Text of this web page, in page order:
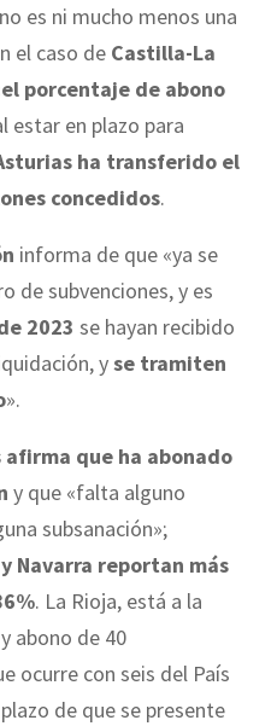
es ni mucho menos una
el caso de Castilla-La
porcentaje de abono
estar en plazo para
ha transferido el
concedidos.
informa de que «ya se
de subvenciones, y es
2023 se hayan recibido
yse tramiten
».
afirma que ha abonado
y que «falta alguno
subsanación»;
Navarra reportan más
. La Rioja, está a la
abono de 40
ocurre con seis del País
de que se presente